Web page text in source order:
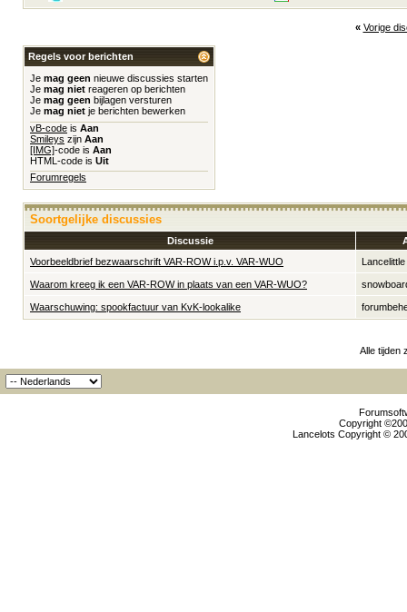
« Vorige
Regels voor berichten
Je mag geen nieuwe discussies starten
Je mag niet reageren op berichten
Je mag geen bijlagen versturen
Je mag niet je berichten bewerken
vB-code is Aan
Smileys zijn Aan
[IMG]-code is Aan
HTML-code is Uit
Forumregels
Soortgelijke discussies
Discussie
Voorbeeldbrief bezwaarschrift VAR-ROW i.p.v. VAR-WUO
Lancelittle
Waarom kreeg ik een VAR-ROW in plaats van een VAR-WUO?
Waarschuwing: spookfactuur van KvK-lookalike
Alle tijden
Copyright
Lancelots Copyright ©